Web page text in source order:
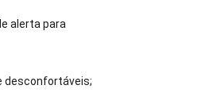
alerta para
desconfortáveis;